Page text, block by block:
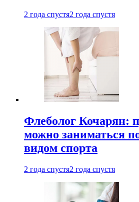
2 года спустя2 года спустя
Флеболог Кочарян:
можно заниматься
видом спорта
2 года спустя2 года спустя